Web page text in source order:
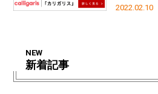
2022.02.10
NEW
新着記事